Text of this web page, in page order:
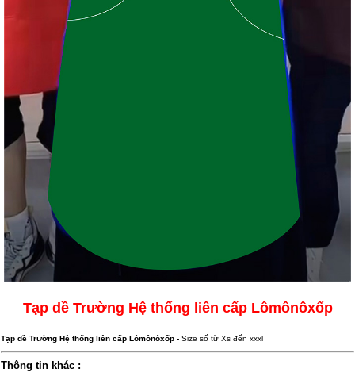
Tạp dề Trường Hệ thống liên cấp Lômônôxốp
Tạp dề Trường Hệ thống liên cấp Lômônôxốp - Size số từ Xs đến xxxl
Thông tin khác :